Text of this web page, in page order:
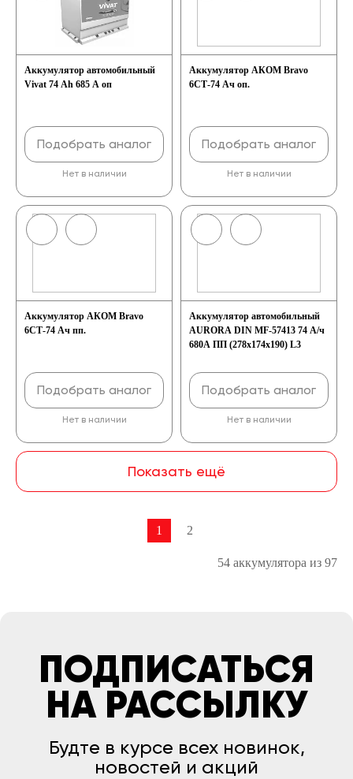
Аккумулятор автомобильный
Vivat 74 Ah 685 A оп
Подобрать аналог
Нет в наличии
Аккумулятор АКОМ Bravo
6СТ-74 Ач оп.
Подобрать аналог
Нет в наличии
Аккумулятор АКОМ Bravo
6СТ-74 Ач пп.
Подобрать аналог
Нет в наличии
Аккумулятор автомобильный
AURORA DIN MF-57413 74 А/ч
680А ПП (278х174х190) L3
Подобрать аналог
Нет в наличии
Показать ещё
1 2
54 аккумулятора из 97
ПОДПИСАТЬСЯ
НА РАССЫЛКУ
Будте в курсе всех новинок,
новостей и акций